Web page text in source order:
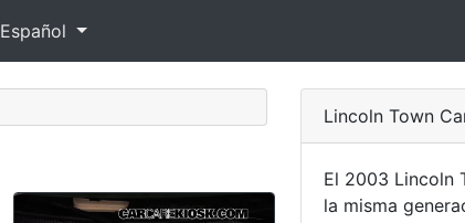
Español
Lincoln Town
El 2003 Lincoln
la misma